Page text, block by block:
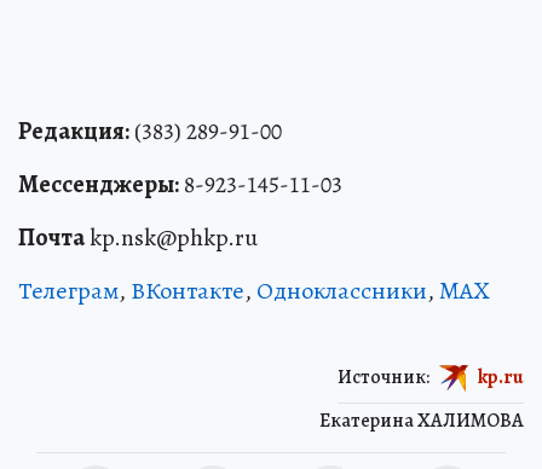
Редакция:(383) 289-91-00
Мессенджеры:8-923-145-11-03
Почтаkp.nsk@phkp.ru
Телеграм, ВКонтакте, Одноклассники,MAX
Екатерина ХАЛИМОВА
Источник: kp.ru